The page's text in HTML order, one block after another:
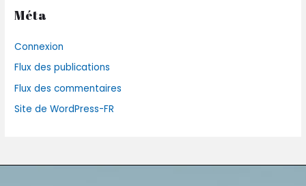
Méta
Connexion
Flux des publications
Flux des commentaires
Site de WordPress-FR